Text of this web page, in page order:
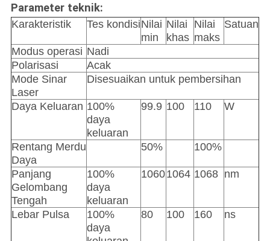
Parameter teknik:
Karakteristik Tes kondisiNilai
min
Nilai
khas
Nilai
maks
Satuan
Modus operasi Nadi
Polarisasi
Acak
Mode Sinar
Laser
Disesuaikan untuk pembersihan
Daya Keluaran 100%
daya
keluaran
99.9 100 110 W
Rentang Merdu
Daya
50% 100%
Panjang
Gelombang
Tengah
100%
daya
keluaran
10601064 1068 nm
Lebar Pulsa
100%
daya
80 100 160 ns